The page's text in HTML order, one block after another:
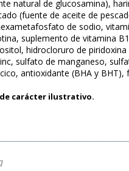
natural de glucosamina),
(fuente de aceite de
de sodio,
suplemento de vitamina
hidrocloruro de
sulfato de manganeso,
antioxidante (BHA y
carácter ilustrativo.